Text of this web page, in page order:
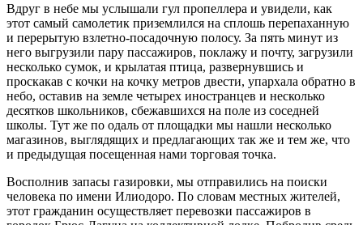
Вдруг в небе мы услышали гул пропеллера и увидели, как
этот самый самолетик приземлился на сплошь перепаханную
и перерытую взлетно-посадочную полосу. За пять минут из
него выгрузили пару пассажиров, поклажу и почту, загрузили
несколько сумок, и крылатая птица, развернувшись и
проскакав с кочки на кочку метров двести, упархала обратно в
небо, оставив на земле четырех иностранцев и несколько
десятков школьников, сбежавшихся на поле из соседней
школы. Тут же по одаль от площадки мы нашли несколько
магазинов, выглядящих и предлагающих так же и тем же, что
и предыдущая посещенная нами торговая точка.
Восполнив запасы газировки, мы отправились на поиски
человека по имени Илиодоро. По словам местных жителей,
этот гражданин осуществляет перевозки пассажиров в